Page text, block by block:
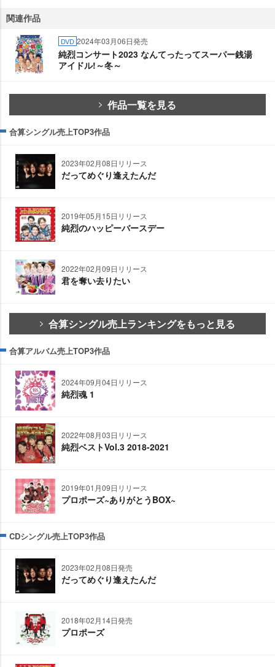
関連作品
DVD 2024年03月06日発売
純烈コンサート2023 なんてったってスーパー銭湯
アイドル!～冬～
作品一覧を見る
合算シングル売上TOP3作品
2023年02月08日リリース
だってめぐり逢えたんだ
2019年05月15日リリース
純烈のハッピーバースデー
2022年02月09日リリース
君を奪い去りたい
合算シングル売上ランキングをもっと見る
合算アルバム売上TOP3作品
2024年09月04日リリース
純烈魂 1
2022年08月03日リリース
純烈ベストVol.3 2018-2021
2019年01月09日リリース
プロポーズ~ありがとうBOX~
CDシングル売上TOP3作品
2023年02月08日発売
だってめぐり逢えたんだ
2018年02月14日発売
プロポーズ